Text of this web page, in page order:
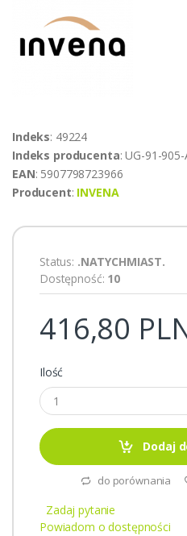
Indeks: 49224
Indeks producenta: UG-91-905-
EAN: 5907798723966
Producent: INVENA
Status: .NATYCHMIAST.
Dostępność: 10
416,80
Ilość
Dodaj
do porównania
Zadaj pytanie
Powiadom o dostępności